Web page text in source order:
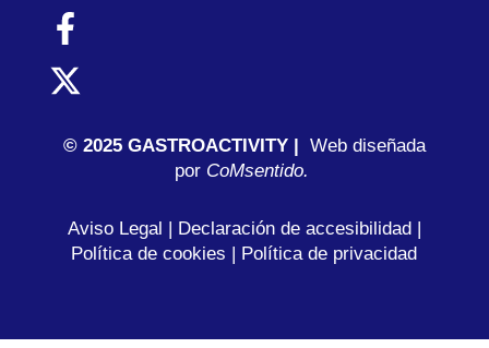
© 2025 GASTROACTIVITY | Web diseñada
porCoMsentido.
Aviso Legal | Declaración de accesibilidad|
Política de cookies | Política de privacidad